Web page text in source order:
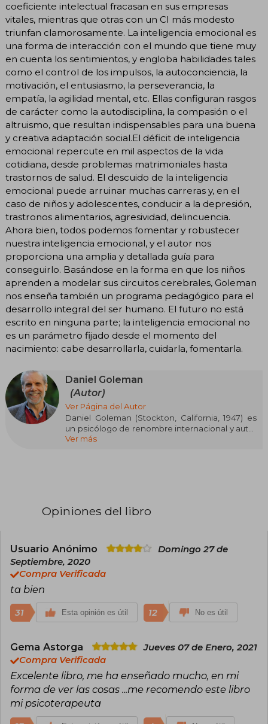
coeficiente intelectual fracasan en sus empresas
vitales, mientras que otras con un CI más modesto
triunfan clamorosamente. La inteligencia emocional es
una forma de interacción con el mundo que tiene muy
en cuenta los sentimientos, y engloba habilidades tales
como el control de los impulsos, la autoconciencia, la
motivación, el entusiasmo, la perseverancia, la
empatía, la agilidad mental, etc. Ellas configuran rasgos
de carácter como la autodisciplina, la compasión o el
altruismo, que resultan indispensables para una buena
y creativa adaptación social.El déficit de inteligencia
emocional repercute en mil aspectos de la vida
cotidiana, desde problemas matrimoniales hasta
trastornos de salud. El descuido de la inteligencia
emocional puede arruinar muchas carreras y, en el
caso de niños y adolescentes, conducir a la depresión,
trastronos alimentarios, agresividad, delincuencia.
Ahora bien, todos podemos fomentar y robustecer
nuestra inteligencia emocional, y el autor nos
proporciona una amplia y detallada guía para
conseguirlo. Basándose en la forma en que los niños
aprenden a modelar sus circuitos cerebrales, Goleman
nos enseña también un programa pedagógico para el
desarrollo integral del ser humano. El futuro no está
escrito en ninguna parte; la inteligencia emocional no
es un parámetro fijado desde el momento del
nacimiento: cabe desarrollarla, cuidarla, fomentarla.
Daniel Goleman
(Autor)
Ver Página del Autor
Daniel Goleman (Stockton, California, 1947) es
un psicólogo de renombre internacional y autor
best seller. Saltó a la fama en 1995 con su libro
Psicología por sus escritos. Actualmente, vive
Ver más
Opiniones del libro
Usuario Anónimo
Domingo 27 de
Septiembre, 2020
Compra Verificada
ta bien
31 Esta opinión es útil 12 No es útil
Gema Astorga
Jueves 07 de Enero, 2021
Compra Verificada
Excelente libro, me ha enseñado mucho, en mi
forma de ver las cosas ...me recomendo este libro
mi psicoterapeuta